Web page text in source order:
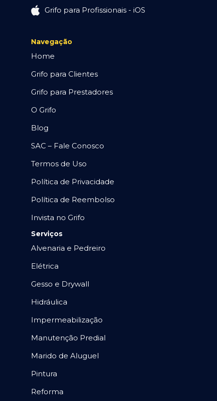
Grifo para Profissionais - iOS
Navegação
Home
Grifo para Clientes
Grifo para Prestadores
O Grifo
Blog
SAC – Fale Conosco
Termos de Uso
Política de Privacidade
Política de Reembolso
Invista no Grifo
Serviços
Alvenaria e Pedreiro
Elétrica
Gesso e Drywall
Hidráulica
Impermeabilização
Manutenção Predial
Marido de Aluguel
Pintura
Reforma